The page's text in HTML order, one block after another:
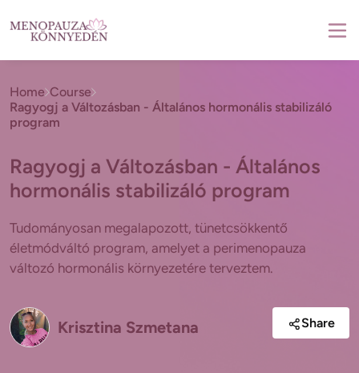
Home Course
Ragyogj a Változásban - Általános hormonális stabilizáló
program
Ragyogj a Változásban - Általános
hormonális stabilizáló program
Tudományosan megalapozott, tünetcsökkentő
életmódváltó program, amelyet a perimenopauza
változó hormonális környezetére terveztem.
Krisztina Szmetana Share